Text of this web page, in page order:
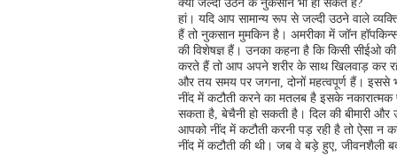
क्या जल्दी उठने के नुकसान भी हो सकते हैं?
हां। यदि आप सामान्य रूप से जल्दी उठने वाले
हैं तो नुकसान मुमकिन है। अमरीका में जॉन
की विशेषज्ञ हैं। उनका कहना है कि किसी सीईओ
करते हैं तो आप अपने शरीर के साथ खिलवाड़ कर रहे
और तय समय पर जगना, दोनों महत्वपूर्ण हैं। इससे
नींद में कटौती करने का मतलब है इसके नकारात्मक
सकता है, बेचैनी हो सकती है। दिल की बीमारी
आपको नींद में कटौती करनी पड़ रही है तो ऐसा न
नींद में कटौती की थी। जब वे बड़े हुए, जीवनशैली